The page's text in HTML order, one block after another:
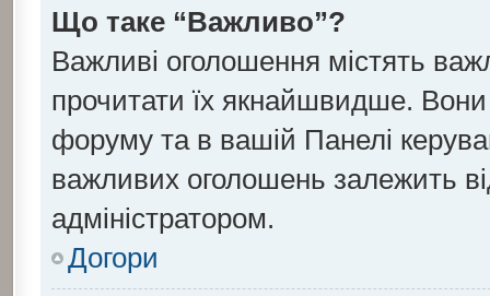
Що таке “Важливо”?
Важливі оголошення містять
прочитати їх якнайшвидше. Вони
форуму та в вашій Панелі
важливих оголошень залежить
адміністратором.
Догори